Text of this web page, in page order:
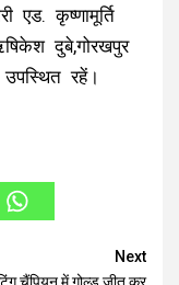
एड. कृष्णामूर्ति
दुबे,गोरखपुर
उपस्थित रहें।
Next